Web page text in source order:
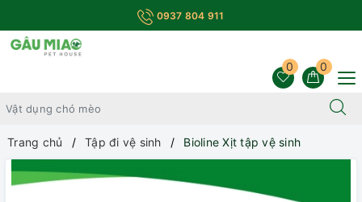
0937 804 911
0
0
Trang chủ Tập đi vệ sinh Bioline Xịt tập vệ sinh